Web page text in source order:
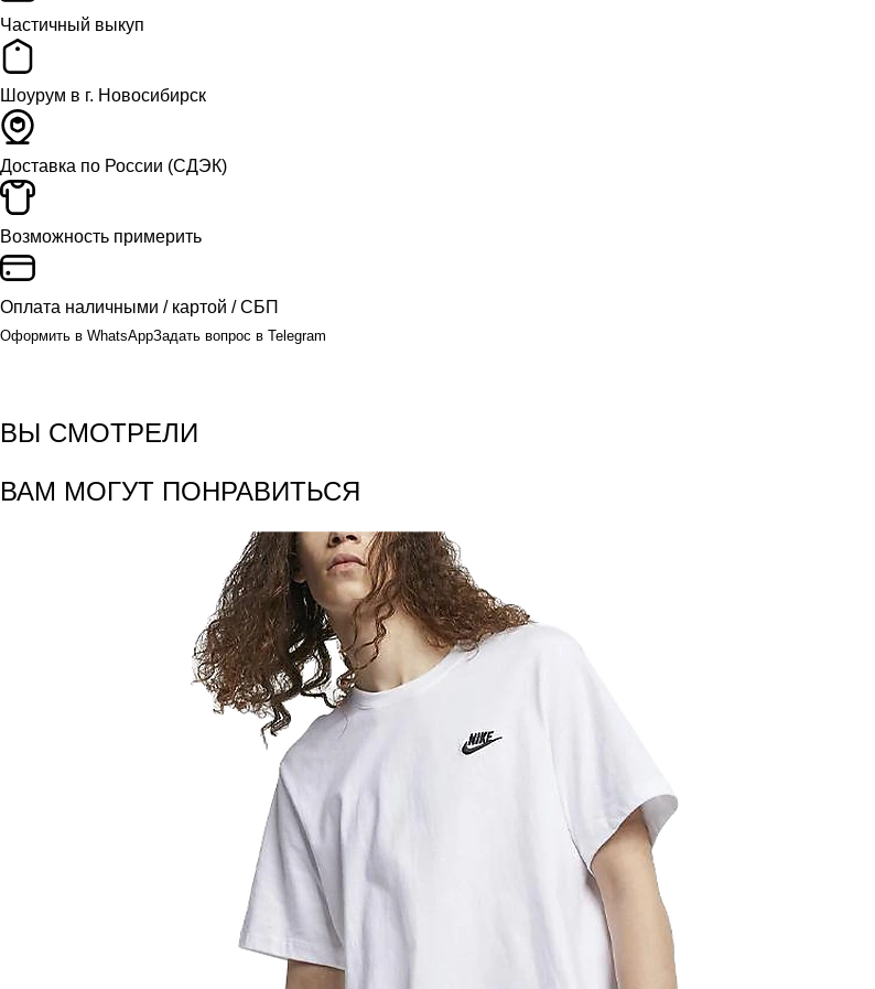
Частичный выкуп
Шоурум в г. Новосибирск
Доставка по России (СДЭК)
Возможность примерить
Оплата наличными / картой / СБП
Оформить в WhatsAppЗадать вопрос в Telegram
ВЫ СМОТРЕЛИ
ВАМ МОГУТ ПОНРАВИТЬСЯ